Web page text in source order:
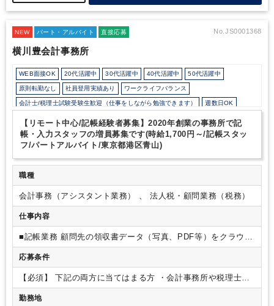
NEW パート・アルバイト 直接応募 No.JS0001368
横川豊会計事務所
WEB面接OK 20代活躍中 30代活躍中 40代活躍中 50代活躍中
原則転勤なし 社員登用実績あり ワークライフバランス
会計士/税理士試験受験生歓迎（仕事をしながら勉強できます） 週数日OK
週4日勤務 週5日勤務 時短勤務の相談OK 勤務開始時間の相談OK
勤務終了時間の相談OK 朝遅め 10時以降出社OK 定時早め
16時以前退社OK フルタイム 1日5時間以内でもOK
1日7時間未満勤務OK 残業少なめ 残業月10時間未満 駅から徒歩5分以内
オフィスカジュアルOK
土日祝休み 弥生会計 freee
【リモート中心/記帳経験者募集】2020年創業の事務所で記
帳・入力スタッフの増員募集です(時給1,700円～/記帳スタッ
フ/パートアルバイト/東京都港区青山)
職種
会計事務（アシスタント業務） 、 法人税・顧問業務（税務）
仕事内容
■記帳業務 顧問先の領収書データ（写真、PDF等）をクラウド
ツール上で共有、または紙面を郵送で転送します。会計ソフ
トへの記帳をお願いします。
ですがお客様への資料依頼や申告書の作成など、幅広い業務内
容になります。
応募条件
【必須】 下記の両方に当てはまる方 ・会計事務所や税理士法
人での勤務経験2年以上・会計ソフトの使用経験（弥生会計／
マネーフォワード／freee）
勤務地